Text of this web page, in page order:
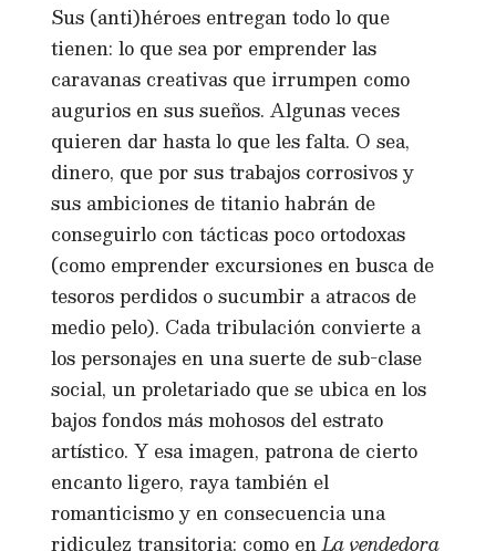
Sus (anti)héroes entregan todo lo que
tienen: lo que sea por emprender las
caravanas creativas que irrumpen como
augurios en sus sueños. Algunas veces
quieren dar hasta lo que les falta. O sea,
dinero, que por sus trabajos corrosivos y
sus ambiciones de titanio habrán de
conseguirlo con tácticas poco ortodoxas
(como emprender excursiones en busca de
tesoros perdidos o sucumbir a atracos de
medio pelo). Cada tribulación convierte a
los personajes en una suerte de sub-clase
social, un proletariado que se ubica en los
bajos fondos más mohosos del estrato
artístico. Y esa imagen, patrona de cierto
encanto ligero, raya también el
romanticismo y en consecuencia una
ridiculez transitoria: como enLa vendedora